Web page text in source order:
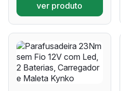
ver produto